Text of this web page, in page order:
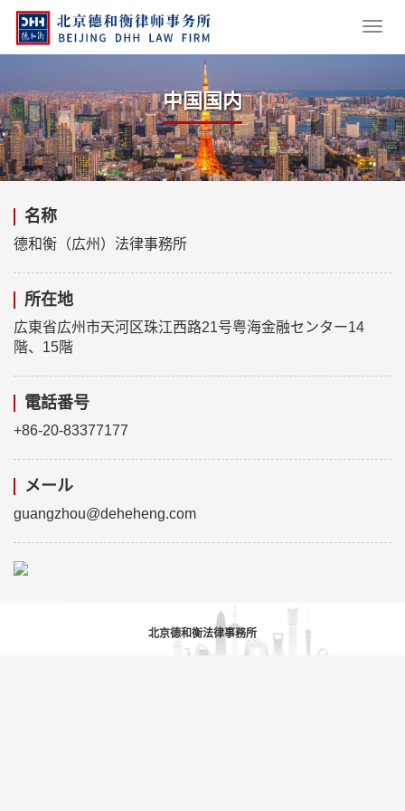
中国国内
名称
德和衡（広州）法律事務所
所在地
広東省広州市天河区珠江西路21号粤海金融センター14
階、15階
電話番号
+86-20-83377177
メール
guangzhou@deheheng.com
北京德和衡法律事務所